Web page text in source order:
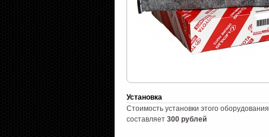
Установка
Стоимость установки этого оборудования
составляет 300 рублей